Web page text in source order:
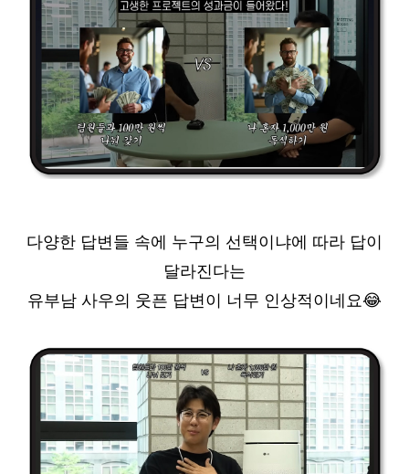
다양한 답변들 속에 누구의 선택이냐에 따라 답이
달라진다는
유부남 사우의 웃픈 답변이 너무 인상적이네요😂